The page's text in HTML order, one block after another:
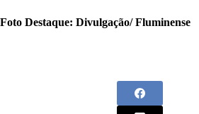
Foto Destaque: Divulgação/ Fluminense